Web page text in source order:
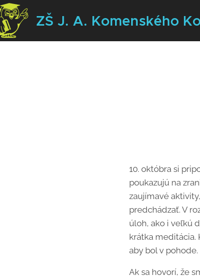
ZŠ J. A. Komenského
10. októbra si
poukazujú na
zaujímavé
predchádzať. V
úloh, ako i veľkú
krátka meditácia.
aby bol v
Ak sa hovorí, že